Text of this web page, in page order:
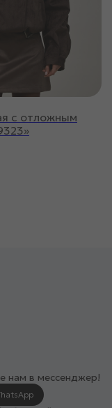
с отложным
нам в мессенджер!